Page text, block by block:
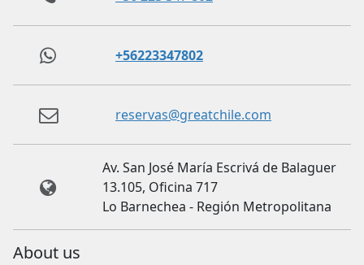
+56223347802
reservas@greatchile.com
Av. San José María Escrivá de Balaguer
13.105, Oficina 717
Lo Barnechea - Región Metropolitana
About us